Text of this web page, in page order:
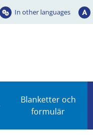
In other languages
Blanketter och
formulär